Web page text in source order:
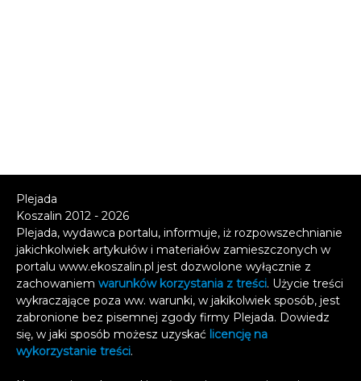
Plejada
Koszalin 2012 - 2026
Plejada, wydawca portalu, informuje, iż rozpowszechnianie
jakichkolwiek artykułów i materiałów zamieszczonych w
portalu www.ekoszalin.pl jest dozwolone wyłącznie z
zachowaniem warunków korzystania z treści. Użycie treści
wykraczające poza ww. warunki, w jakikolwiek sposób, jest
zabronione bez pisemnej zgody firmy Plejada. Dowiedz
się, w jaki sposób możesz uzyskać licencję na
wykorzystanie treści.